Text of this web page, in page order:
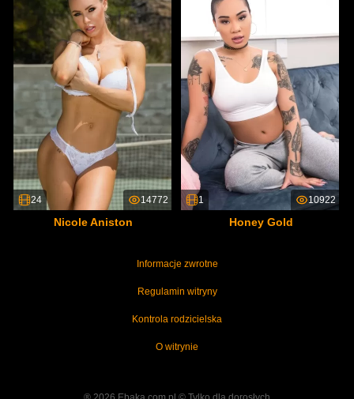
24 14772
Nicole Aniston
1 10922
Honey Gold
Informacje zwrotne
Regulamin witryny
Kontrola rodzicielska
O witrynie